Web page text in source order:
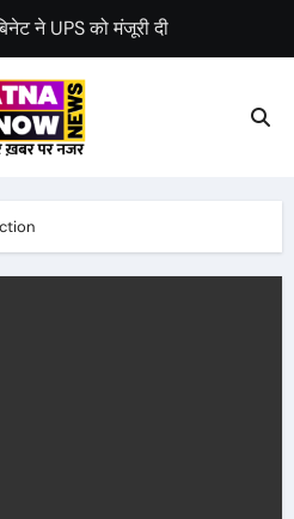
ने UPS को मंजूरी दी
नया पेंशन प्लान UPS
पुनर्गठन